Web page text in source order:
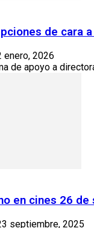
de cara
enero, 2026
de apoyo a
en cines 26
septiembre, 2025